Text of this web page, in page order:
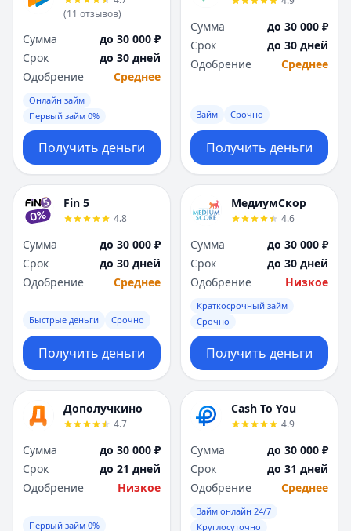
(11 отзывов)
Сумма
до 30 000 ₽
Срок
до 30 дней
Одобрение
Среднее
Онлайн займ
Первый займ 0%
Получить деньги
Сумма
до 30 000 ₽
Срок
до 30 дней
Одобрение
Среднее
Займ Срочно
Получить деньги
Fin 5
4.8
Сумма
до 30 000 ₽
Срок
до 30 дней
Одобрение
Среднее
Быстрые деньги Срочно
Получить деньги
МедиумСкор
4.6
Сумма
до 30 000 ₽
Срок
до 30 дней
Одобрение
Низкое
Краткосрочный займ
Срочно
Получить деньги
Дополучкино
4.7
Сумма
до 30 000 ₽
Срок
до 21 дней
Одобрение
Низкое
Первый займ 0%
Cash To You
4.9
Сумма
до 30 000 ₽
Срок
до 31 дней
Одобрение
Среднее
Займ онлайн 24/7
Круглосуточно